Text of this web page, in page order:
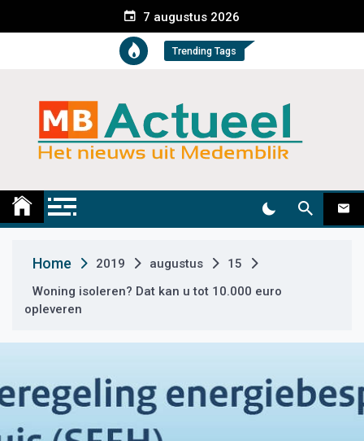
e
t
7 augustus 2026
Trending Tags
Medemblik Actueel
Home 2019 augustus
15
Woning isoleren? Dat kan u tot 10.000 euro
opleveren